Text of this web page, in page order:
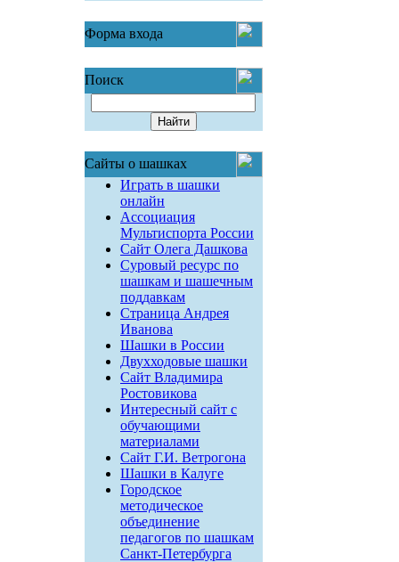
Форма входа
Поиск
Сайты о шашках
Играть в шашки
онлайн
Ассоциация
Мультиспорта России
Сайт Олега Дашкова
Суровый ресурс по
шашкам и шашечным
поддавкам
Страница Андрея
Иванова
Шашки в России
Двухходовые шашки
Сайт Владимира
Ростовикова
Интересный сайт с
обучающими
материалами
Сайт Г.И. Ветрогона
Шашки в Калуге
Городское
методическое
объединение
педагогов по шашкам
Санкт-Петербурга